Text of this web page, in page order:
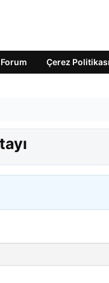
Forum Çerez Politikası